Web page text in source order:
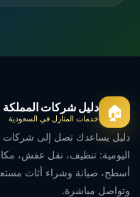
🏠 دليل شركات المملكة
خدمات المنازل في السعودية
دليل يساعدك تصل إلى شركات
اليومية: تنظيف، نقل عفش،
أسطح، صيانة وشراء أثاث
وتواصل مباشرة.